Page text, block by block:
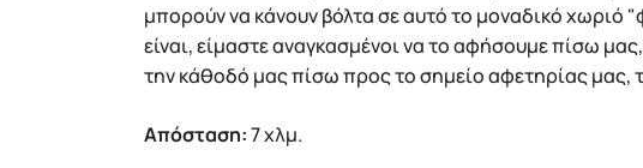
μπορούν να κάνουν βόλτα σε αυτό το μοναδικό χωριό
είναι, είμαστε αναγκασμένοι να το αφήσουμε πίσω
την κάθοδό μας πίσω προς το σημείο αφετηρίας μας,
Απόσταση:7 χλμ.